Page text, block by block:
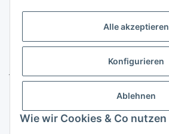
Alle akzeptieren
Konfigurieren
Ablehnen
Wie wir Cookies & Co nutzen
Janßen Mediterrane Baustoffe
u. Handels GmbH
E-Mail: info@zeltler.de